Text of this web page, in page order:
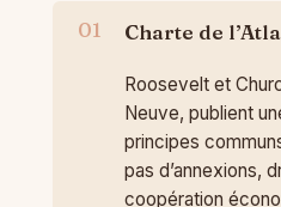
Charte de
Roosevelt et
Neuve, publient
principes
pas d’annexions,
coopération